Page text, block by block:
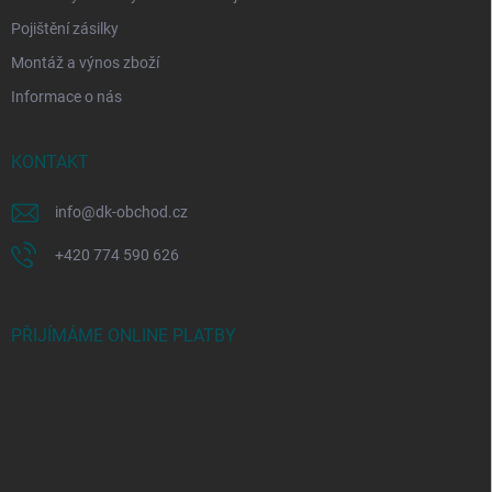
Pojištění zásilky
Montáž a výnos zboží
Informace o nás
KONTAKT
info@dk-obchod.cz
+420 774 590 626
PŘIJÍMÁME ONLINE PLATBY